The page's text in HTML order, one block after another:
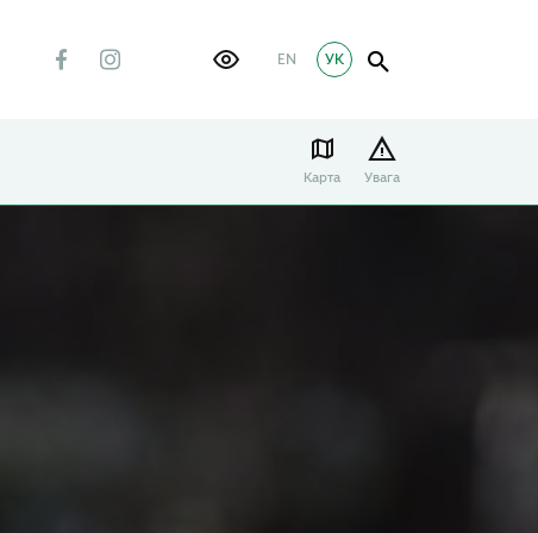
УК
EN
Карта Увага